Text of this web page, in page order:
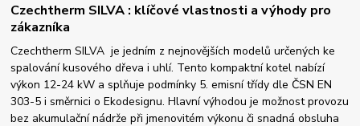
Czechtherm SILVA : klíčové vlastnosti a výhody pro
zákazníka
Czechtherm SILVA je jedním z nejnovějších modelů určených ke
spalování kusového dřeva i uhlí. Tento kompaktní kotel nabízí
výkon 12-24 kW a splňuje podmínky 5. emisní třídy dle ČSN EN
303-5 i směrnici o Ekodesignu. Hlavní výhodou je možnost provozu
bez akumulační nádrže při jmenovitém výkonu či snadná obsluha